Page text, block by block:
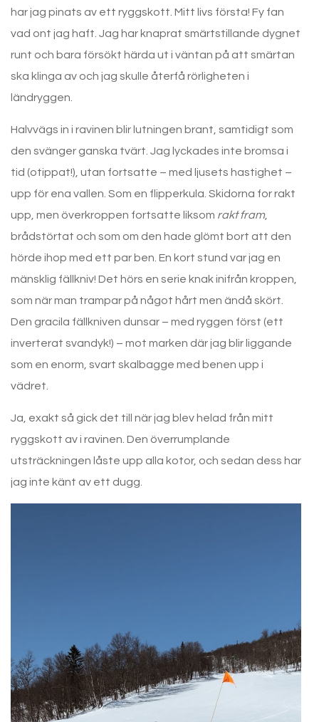
har jag pinats av ett ryggskott. Mitt livs första! Fy fan
vad ont jag haft. Jag har knaprat smärtstillande dygnet
runt och bara försökt härda ut i väntan på att smärtan
ska klinga av och jag skulle återfå rörligheten i
ländryggen.
Halvvägs in i ravinen blir lutningen brant, samtidigt som
den svänger ganska tvärt. Jag lyckades inte bromsa i
tid (otippat!), utan fortsatte – med ljusets hastighet –
upp för ena vallen. Som en flipperkula. Skidorna for rakt
upp, men överkroppen fortsatte liksom rakt fram,
brådstörtat och som om den hade glömt bort att den
hörde ihop med ett par ben. En kort stund var jag en
mänsklig fällkniv! Det hörs en serie knak inifrån kroppen,
som när man trampar på något hårt men ändå skört.
Den gracila fällkniven dunsar – med ryggen först (ett
inverterat svandyk!) – mot marken där jag blir liggande
som en enorm, svart skalbagge med benen upp i
vädret.
Ja, exakt så gick det till när jag blev helad från mitt
ryggskott av i ravinen. Den överrumplande
utsträckningen låste upp alla kotor, och sedan dess har
jag inte känt av ett dugg.